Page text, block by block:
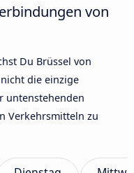
von
Du Brüssel von
die einzige
untenstehenden
Verkehrsmitteln zu